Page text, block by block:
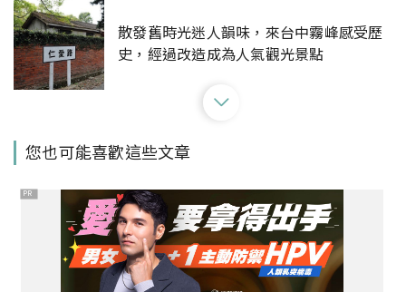
散發舊時光迷人韻味，來台中霧峰感受歷
史，經過改造成為人氣觀光景點
從台中山線玩到海線 騎鐵馬、玩氣球、讀
繪本 親子同樂小孩放電大人開心
台中藝文新地標！以咖啡香為引，來場咖
啡店與老屋裡的藝術體驗
您也可能喜歡這些文章
PR